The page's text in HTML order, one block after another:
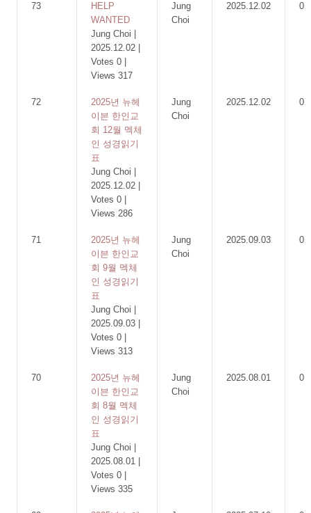
73
HELP
WANTED
Jung Choi
2025.12.02
Votes 0
Views 317
Jung
Choi
2025.12.02 0
72
2025년 뉴헤
이븐 한인교
회 12월 멕체
인 성경읽기
표
Jung Choi
2025.12.02
Votes 0
Views 286
Jung
Choi
2025.12.02 0
71
2025년 뉴헤
이븐 한인교
회 9월 멕체
인 성경읽기
표
Jung Choi
2025.09.03
Votes 0
Views 313
Jung
Choi
2025.09.03 0
70
2025년 뉴헤
이븐 한인교
회 8월 멕체
인 성경읽기
표
Jung Choi
2025.08.01
Votes 0
Views 335
Jung
Choi
2025.08.01 0